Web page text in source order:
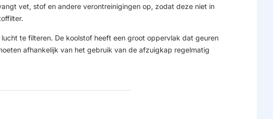
vet, stof en andere verontreinigingen op, zodat deze niet in
te filteren. De koolstof heeft een groot oppervlak dat geuren
afhankelijk van het gebruik van de afzuigkap regelmatig